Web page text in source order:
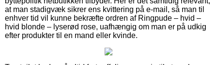
at man stadigvæk sikrer ens kvittering på e-mail, så man til
enhver tid vil kunne bekræfte ordren af Ringpude – hvid –
hvid blonde – lyserød rose, uafhængig om man er på udkig
efter produkter til en mand eller kvinde.